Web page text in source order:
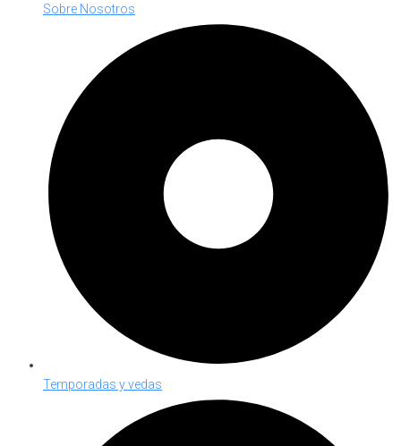
Sobre Nosotros
Temporadas y vedas